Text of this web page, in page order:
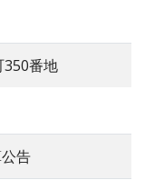
350番地
告